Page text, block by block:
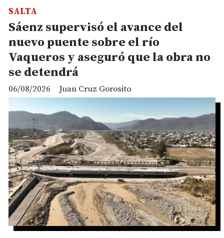
Sáenz supervisó el avance del
nuevo puente sobre el río
Vaqueros y aseguró que la obra no
se detendrá
Juan Cruz Gorosito
SALTA
06/08/2026